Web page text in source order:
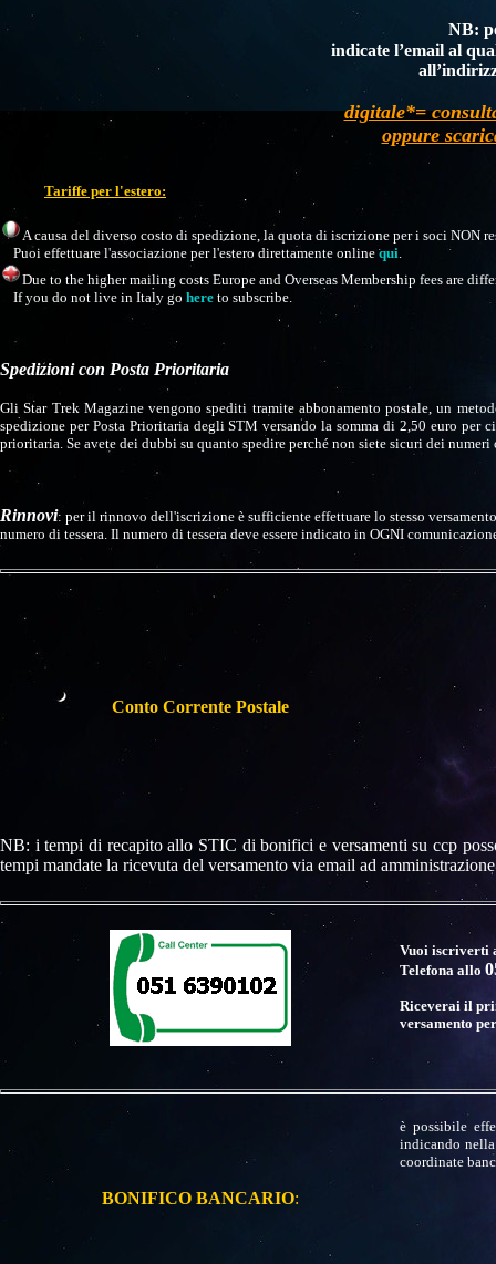
NB:
indicate l’email al
digitale*=
oppure
Tariffe per l'estero:
A causa del diverso costo di spedizione, la quota di iscrizione per i soci NON
Puoi effettuare l'associazione per l'estero direttamente online qui.
Due to the higher mailing costs Europe and Overseas Membership fees are
If you do not live in Italy go here to subscribe.
Spedizioni con Posta Prioritaria
Gli Star Trek Magazine vengono spediti tramite abbonamento postale, un
spedizione per Posta Prioritaria degli STM versando la somma di 2,50 euro per
prioritaria. Se avete dei dubbi su quanto spedire perché non siete sicuri dei
Rinnovi: per il rinnovo dell'iscrizione è sufficiente effettuare lo stesso
numero di tessera. Il numero di tessera deve essere indicato in OGNI
Conto Corrente Postale
NB: i tempi di recapito allo STIC di bonifici e versamenti su ccp
tempi mandate la ricevuta del versamento via email ad
Vuoi iscriverti
Telefona allo
Riceverai il
versamento
BONIFICO BANCARIO:
è possibile
indicando
coordinate